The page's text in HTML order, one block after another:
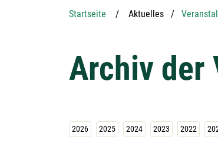
Startseite Aktuelles
Archiv der
2026 2025 2024 2023 2022